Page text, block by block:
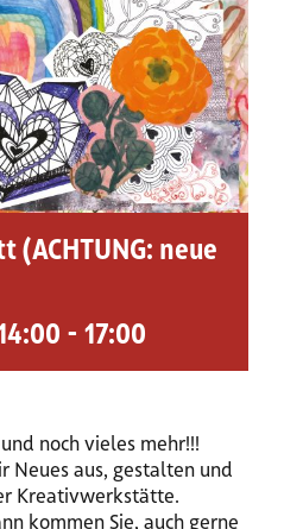
neue
- 17:00
noch vieles mehr!!!
Neues aus, gestalten und
Kreativwerkstätte.
kommen Sie, auch gerne